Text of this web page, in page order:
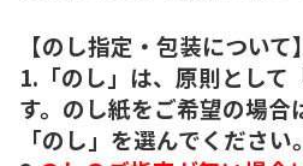
【のし指定・包装について】
1.「のし」は、原則として
す。のし紙をご希望の場合
「のし」を選んでください。